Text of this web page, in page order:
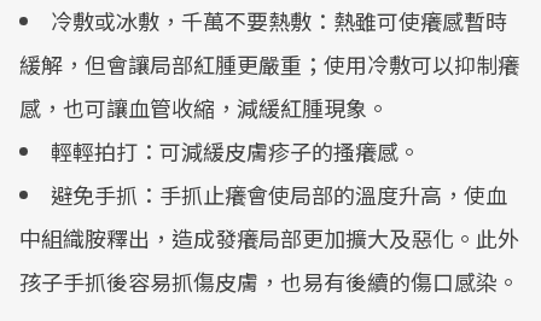
冷敷或冰敷，千萬不要熱敷：熱雖可使癢感暫時
緩解，但會讓局部紅腫更嚴重；使用冷敷可以抑制癢
感，也可讓血管收縮，減緩紅腫現象。
輕輕拍打：可減緩皮膚疹子的搔癢感。
避免手抓：手抓止癢會使局部的溫度升高，使血
中組織胺釋出，造成發癢局部更加擴大及惡化。此外
孩子手抓後容易抓傷皮膚，也易有後續的傷口感染。